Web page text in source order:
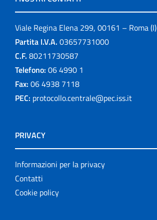
Viale Regina Elena 299, 00161 – Roma (I)
Partita I.V.A. 03657731000
C.F. 80211730587
Telefono: 06 4990 1
Fax: 06 4938 7118
PEC: protocollo.centrale@pec.iss.it
PRIVACY
Informazioni per la privacy
Contatti
Cookie policy